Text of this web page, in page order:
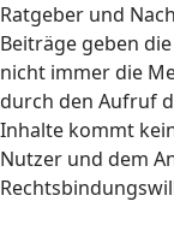
Ratgeber und
Beiträge geben
nicht immer die
durch den Aufruf
Inhalte kommt
Nutzer und dem